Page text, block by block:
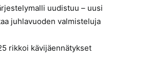
uudistuu – uusi
juhlavuoden valmisteluja
rikkoi kävijäennätykset